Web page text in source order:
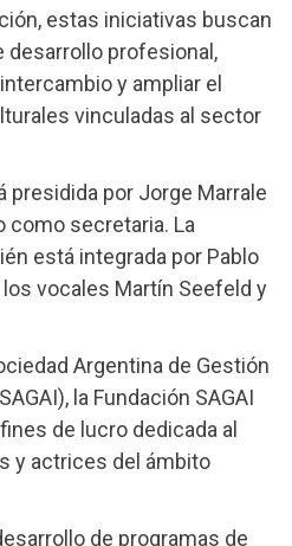
estas iniciativas buscan
desarrollo profesional,
y ampliar el
vinculadas al sector
presidida por Jorge Marrale
como secretaria. La
está integrada por Pablo
vocales Martín Seefeld y
Argentina de Gestión
la Fundación SAGAI
de lucro dedicada al
y actrices del ámbito
de programas de